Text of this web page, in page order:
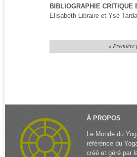
BIBLIOGRAPHIE
Elisabeth Libraire et Ysé
« Première
À PROPOS
Le Monde du
référence du
créé et géré par